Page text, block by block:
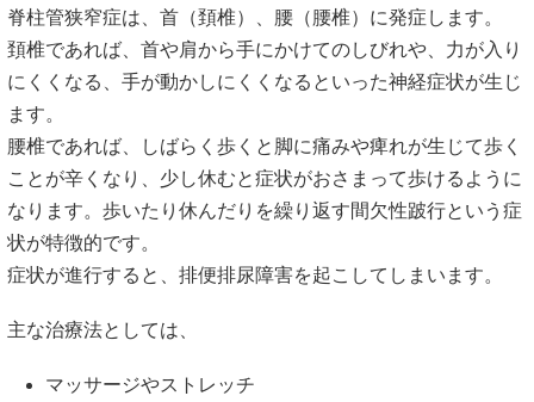
脊柱管狭窄症は、首（頚椎）、腰（腰椎）に発症します。
頚椎であれば、首や肩から手にかけてのしびれや、力が入り
にくくなる、手が動かしにくくなるといった神経症状が生じ
ます。
腰椎であれば、しばらく歩くと脚に痛みや痺れが生じて歩く
ことが辛くなり、少し休むと症状がおさまって歩けるように
なります。歩いたり休んだりを繰り返す間欠性跛行という症
状が特徴的です。
症状が進行すると、排便排尿障害を起こしてしまいます。
主な治療法としては、
マッサージやストレッチ